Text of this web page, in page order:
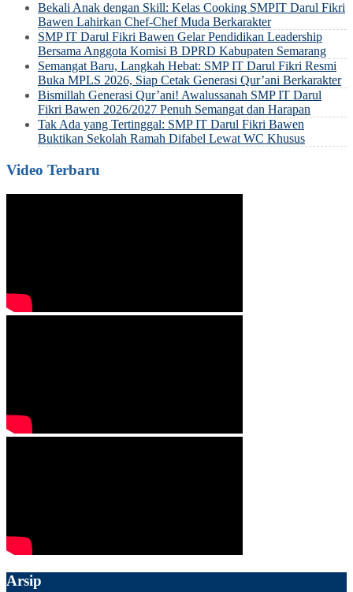
Bekali Anak dengan Skill: Kelas Cooking SMPIT Darul Fikri
Bawen Lahirkan Chef-Chef Muda Berkarakter
SMP IT Darul Fikri Bawen Gelar Pendidikan Leadership
Bersama Anggota Komisi B DPRD Kabupaten Semarang
Semangat Baru, Langkah Hebat: SMP IT Darul Fikri Resmi
Buka MPLS 2026, Siap Cetak Generasi Qur’ani Berkarakter
Bismillah Generasi Qur’ani! Awalussanah SMP IT Darul
Fikri Bawen 2026/2027 Penuh Semangat dan Harapan
Tak Ada yang Tertinggal: SMP IT Darul Fikri Bawen
Buktikan Sekolah Ramah Difabel Lewat WC Khusus
Video Terbaru
Arsip